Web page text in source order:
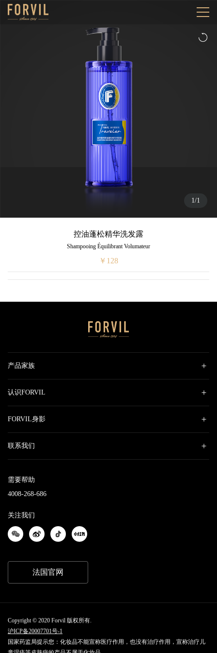
1/1
控油蓬松精华洗发露
Shampooing Équilibrant Volumateur
￥128
产品家族
认识FORVIL
FORVIL身影
联系我们
需要帮助
4008-268-686
关注我们
法国官网
Copyright © 2020 Forvil 版权所有.
沪ICP备20007701号-1
国家药监局提示您：化妆品不能宣称医疗作用，也没有治疗作用，宣称治疗儿